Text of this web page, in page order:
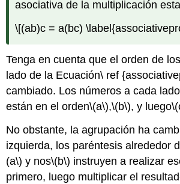
asociativa de la multiplicación
\[(ab)c = a(bc)
Tenga en cuenta que el orden de
lado de la Ecuación\ ref
cambiado. Los números a cada
están en el orden\(a\),\(b\), y luego
No obstante, la agrupación ha
izquierda, los paréntesis alrededor
(a\) y nos\(b\) instruyen a realizar
primero, luego multiplicar el